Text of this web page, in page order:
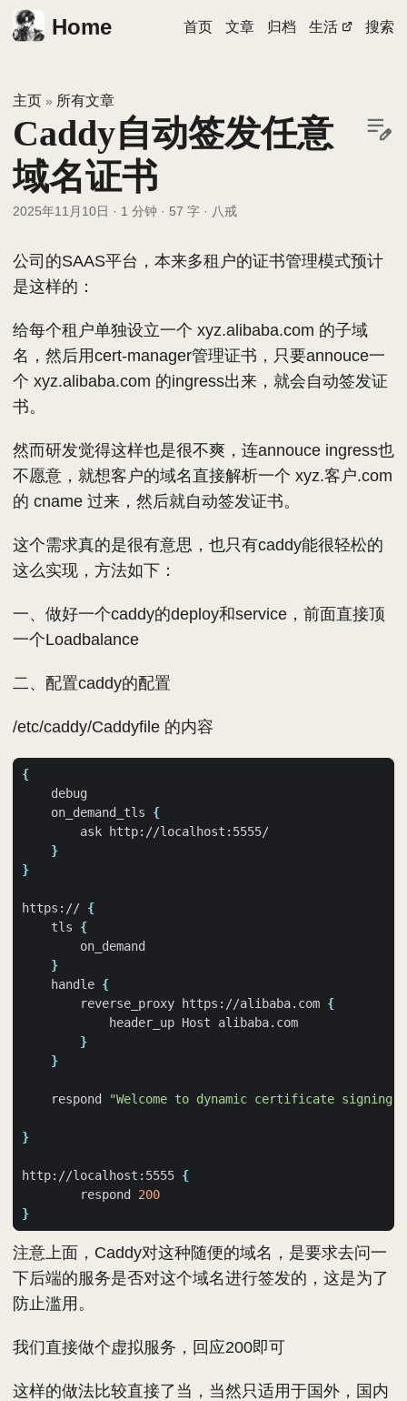
Home 首页 文章 归档 生活 搜索
主页 » 所有文章
Caddy自动签发任意
域名证书
2025年11月10日 · 1 分钟 · 57 字 · 八戒
公司的SAAS平台，本来多租户的证书管理模式预计
是这样的：
给每个租户单独设立一个 xyz.alibaba.com 的子域
名，然后用cert-manager管理证书，只要annouce一
个 xyz.alibaba.com 的ingress出来，就会自动签发证
书。
然而研发觉得这样也是很不爽，连annouce ingress也
不愿意，就想客户的域名直接解析一个 xyz.客户.com
的 cname 过来，然后就自动签发证书。
这个需求真的是很有意思，也只有caddy能很轻松的
这么实现，方法如下：
一、做好一个caddy的deploy和service，前面直接顶
一个Loadbalance
二、配置caddy的配置
/etc/caddy/Caddyfile 的内容
{
    on_demand_tls
{
}
}
https:// {
    tls
{
}
    handle
{
        reverse_proxy https://alibaba.com
{
}
}
    respond
"Welcome to dynamic certificate signing!"
}
http://localhost:5555 {
        respond
200
}
注意上面，Caddy对这种随便的域名，是要求去问一
下后端的服务是否对这个域名进行签发的，这是为了
防止滥用。
我们直接做个虚拟服务，回应200即可
这样的做法比较直接了当，当然只适用于国外，国内